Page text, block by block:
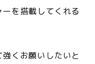
を搭載してくれる
くお願いしたいと